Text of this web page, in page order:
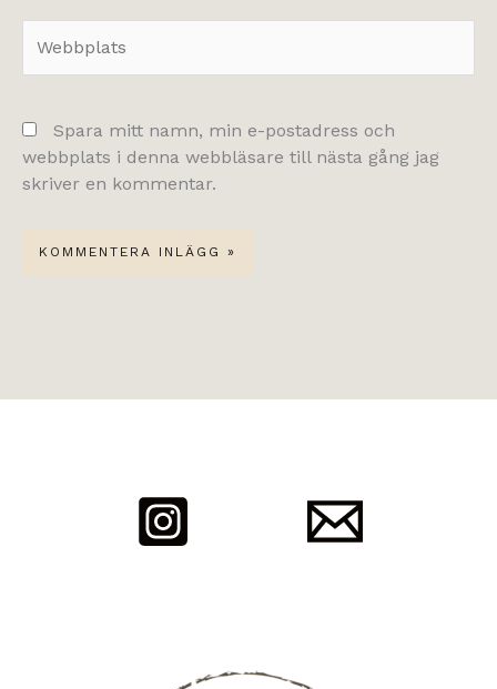
Spara mitt namn, min e-postadress och
webbplats i denna webbläsare till nästa gång jag
skriver en kommentar.